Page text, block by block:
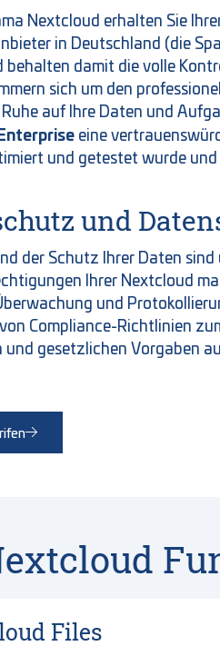
Nextcloud erhalten Sie
in Deutschland (die
behalten damit die volle
sich um den
auf Ihre Daten und
eine
und getestet wurde
und
der Schutz Ihrer Daten
Ihrer Nextcloud
und
Compliance-Richtlinien
und gesetzlichen Vorgaben
Files